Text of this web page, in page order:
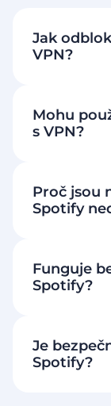
Jak
VPN?
Mohu
s VPN?
Proč jsou
Spotify
Funguje
Spotify?
Je
Spotify?